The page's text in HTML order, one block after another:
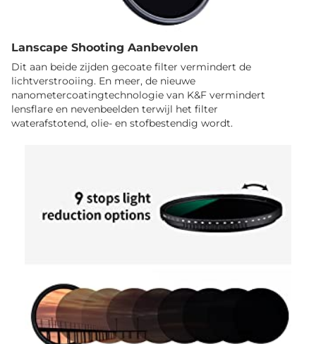
Lanscape Shooting Aanbevolen
Dit aan beide zijden gecoate filter vermindert de
lichtverstrooiing. En meer, de nieuwe
nanometercoatingtechnologie van K&F vermindert
lensflare en nevenbeelden terwijl het filter
waterafstotend, olie- en stofbestendig wordt.